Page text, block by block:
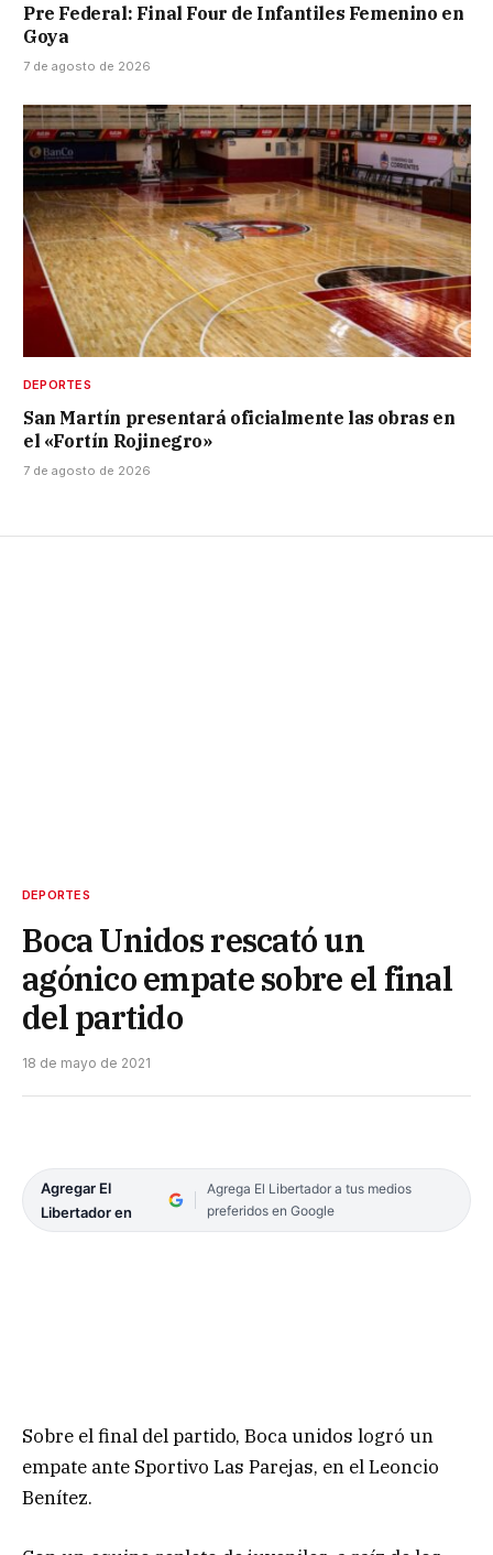
Pre Federal: Final Four de Infantiles Femenino en
Goya
7 de agosto de 2026
DEPORTES
San Martín presentará oficialmente las obras en
el «Fortín Rojinegro»
7 de agosto de 2026
DEPORTES
Boca Unidos rescató un
agónico empate sobre el final
del partido
18 de mayo de 2021
Agregar El
Libertador en
Agrega El Libertador a tus medios
preferidos en Google
Sobre el final del partido, Boca unidos logró un
empate ante Sportivo Las Parejas, en el Leoncio
Benítez.